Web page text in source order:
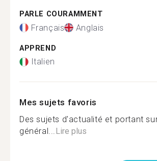
PARLE COURAMMENT
Français Anglais
APPREND
Italien
Mes sujets favoris
Des sujets d'actualité et portant
général...Lire plus